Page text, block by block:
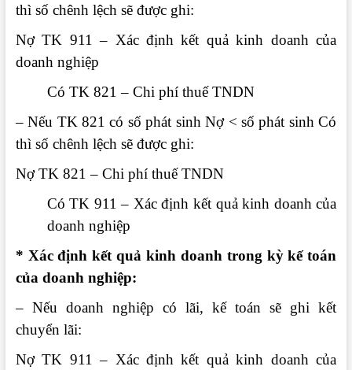
thì số chênh lệch sẽ được ghi:
Nợ TK 911 – Xác định kết quả kinh doanh của
doanh nghiệp
Có TK 821 – Chi phí thuế TNDN
– Nếu TK 821 có số phát sinh Nợ < số phát sinh Có
thì số chênh lệch sẽ được ghi:
Nợ TK 821 – Chi phí thuế TNDN
Có TK 911 – Xác định kết quả kinh doanh của
doanh nghiệp
* Xác định kết quả kinh doanh trong kỳ kế toán
của doanh nghiệp:
– Nếu doanh nghiệp có lãi, kế toán sẽ ghi kết
chuyển lãi:
Nợ TK 911 – Xác định kết quả kinh doanh của